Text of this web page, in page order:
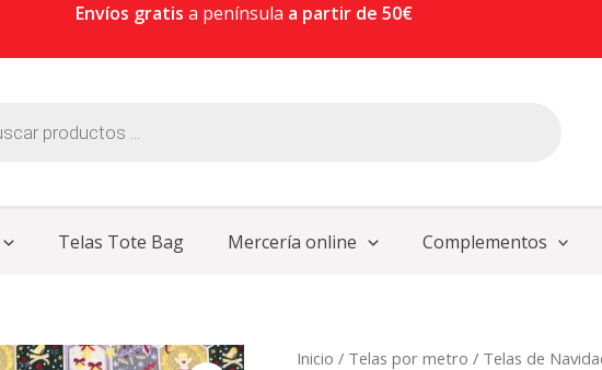
Envíos gratis a península a partir de 50€
Telas Tote Bag Mercería online Complementos
Inicio / Telas por metro / Telas de
Tela